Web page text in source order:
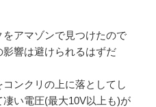
アマゾンで見つけたので
響は避けられるはずだ
ンクリの上に落としてし
い電圧(最大10V以上も)が